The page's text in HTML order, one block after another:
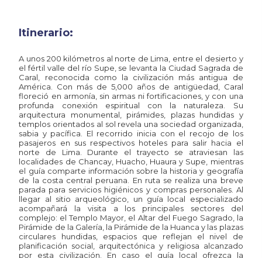
Itinerario:
A unos 200 kilómetros al norte de Lima, entre el desierto y
el fértil valle del río Supe, se levanta la Ciudad Sagrada de
Caral, reconocida como la civilización más antigua de
América. Con más de 5,000 años de antigüedad, Caral
floreció en armonía, sin armas ni fortificaciones, y con una
profunda conexión espiritual con la naturaleza. Su
arquitectura monumental, pirámides, plazas hundidas y
templos orientados al sol revela una sociedad organizada,
sabia y pacífica. El recorrido inicia con el recojo de los
pasajeros en sus respectivos hoteles para salir hacia el
norte de Lima. Durante el trayecto se atraviesan las
localidades de Chancay, Huacho, Huaura y Supe, mientras
el guía comparte información sobre la historia y geografía
de la costa central peruana. En ruta se realiza una breve
parada para servicios higiénicos y compras personales. Al
llegar al sitio arqueológico, un guía local especializado
acompañará la visita a los principales sectores del
complejo: el Templo Mayor, el Altar del Fuego Sagrado, la
Pirámide de la Galería, la Pirámide de la Huanca y las plazas
circulares hundidas, espacios que reflejan el nivel de
planificación social, arquitectónica y religiosa alcanzado
por esta civilización. En caso el guía local ofrezca la